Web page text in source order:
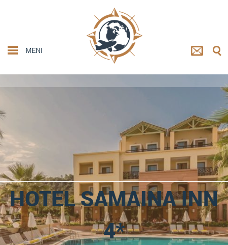
MENI
HOTEL SAMAINA INN
4*